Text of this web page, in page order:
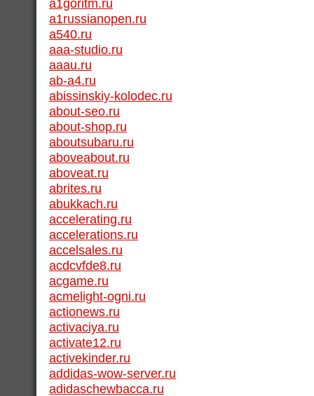
a1goritm.ru
a1russianopen.ru
a540.ru
aaa-studio.ru
aaau.ru
ab-a4.ru
abissinskiy-kolodec.ru
about-seo.ru
about-shop.ru
aboutsubaru.ru
aboveabout.ru
aboveat.ru
abrites.ru
abukkach.ru
accelerating.ru
accelerations.ru
accelsales.ru
acdcvfde8.ru
acgame.ru
acmelight-ogni.ru
actionews.ru
activaciya.ru
activate12.ru
activekinder.ru
addidas-wow-server.ru
adidaschewbacca.ru